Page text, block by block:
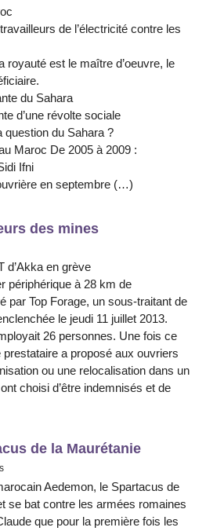
de l’électricité contre les
royauté est le maître d’oeuvre, le
du Sahara
d’une révolte sociale
question du Sahara ?
Maroc De 2005 à 2009 :
Ifni
en septembre (…)
des mines
d’Akka en grève
périphérique à 28 km de
par Top Forage, un sous-traitant de
le jeudi 11 juillet 2013.
26 personnes. Une fois ce
a proposé aux ouvriers
ou une relocalisation dans un
choisi d’être indemnisés et de
de la Maurétanie
Aedemon, le Spartacus de
se bat contre les armées romaines
que pour la première fois les